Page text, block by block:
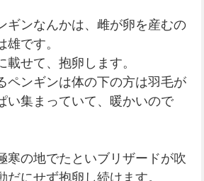
ギンなんかは、雌が卵を産むの
です。
せて、抱卵します。
ペンギンは体の下の方は羽毛が
い集まっていて、暖かいので
寒の地でたといブリザードが吹
だにせず抱卵し続けます。